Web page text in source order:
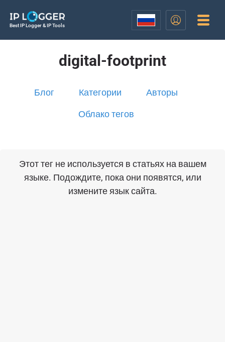
Best IP Logger & IP Tools
digital-footprint
Блог Категории Авторы
Облако тегов